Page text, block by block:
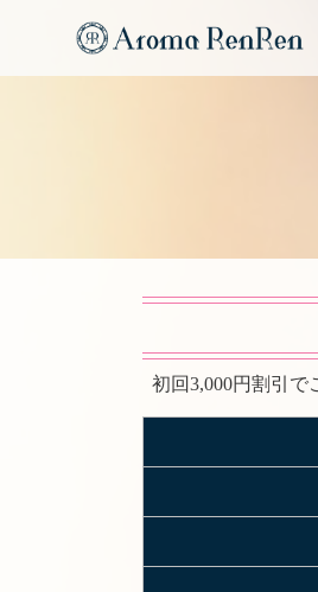
初回3,000円割引で